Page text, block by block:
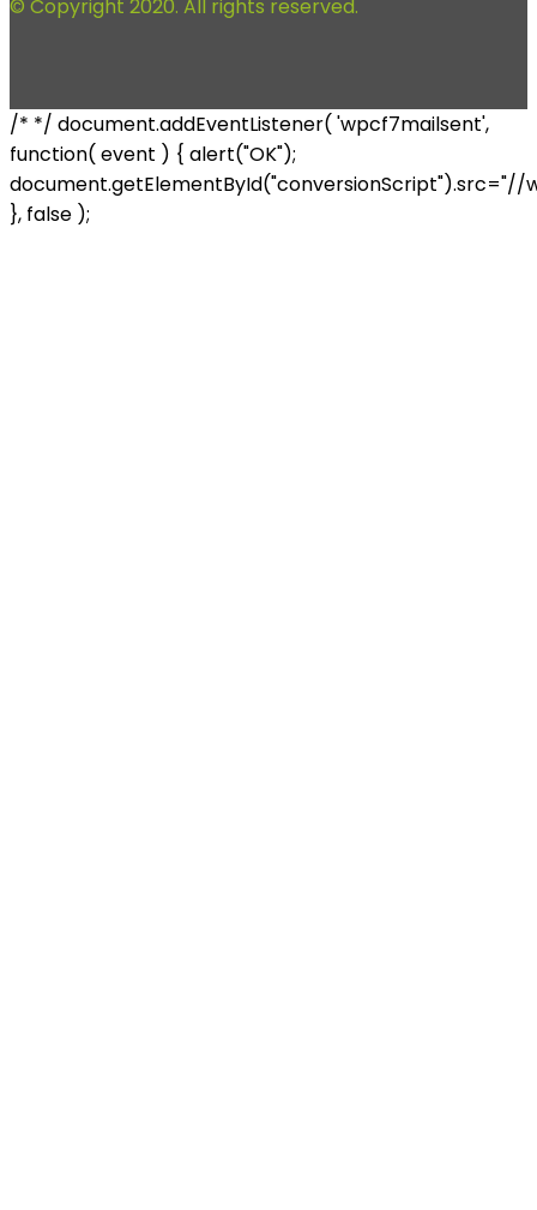
© Copyright 2020. All rights reserved.
/* */ document.addEventListener( 'wpcf7mailsent',
function( event ) { alert("OK");
}, false );